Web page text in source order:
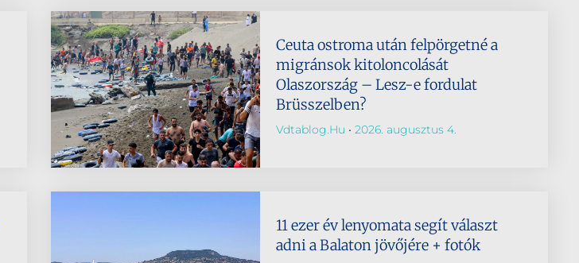
Ceuta ostroma után felpörgetné a
migránsok kitoloncolását
Olaszország – Lesz-e fordulat
Brüsszelben?
Vdtablog.hu 2026. augusztus 4.
11 ezer év lenyomata segít választ
adni a Balaton jövőjére + fotók